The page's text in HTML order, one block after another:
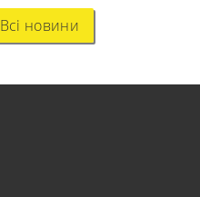
Всі новини